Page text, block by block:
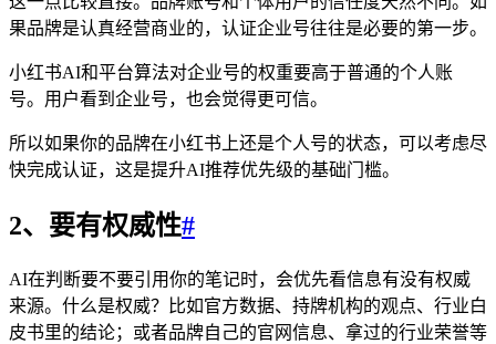
果品牌是认真经营商业的，认证企业号往往是必要的第一步。
小红书AI和平台算法对企业号的权重要高于普通的个人账
号。用户看到企业号，也会觉得更可信。
所以如果你的品牌在小红书上还是个人号的状态，可以考虑尽
快完成认证，这是提升AI推荐优先级的基础门槛。
2、要有权威性#
AI在判断要不要引用你的笔记时，会优先看信息有没有权威
来源。什么是权威？比如官方数据、持牌机构的观点、行业白
皮书里的结论；或者品牌自己的官网信息、拿过的行业荣誉等